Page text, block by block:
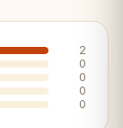
2
0
0
0
0